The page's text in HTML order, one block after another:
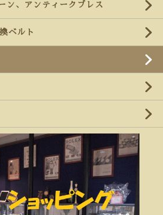
ン、アンティークブレス
ベルト